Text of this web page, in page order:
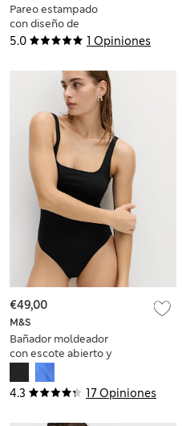
5.0 1 Opiniones
Pareo estampado
con diseño de
chachemira
4.3 17 Opiniones
M&S
Bañador moldeador
con escote abierto y
paneles
€49,00